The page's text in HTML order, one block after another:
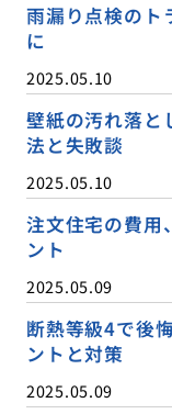
雨漏り点検のト
に
2025.05.10
壁紙の汚れ落と
法と失敗談
2025.05.10
注文住宅の費用
ント
2025.05.09
断熱等級4で後
ントと対策
2025.05.09